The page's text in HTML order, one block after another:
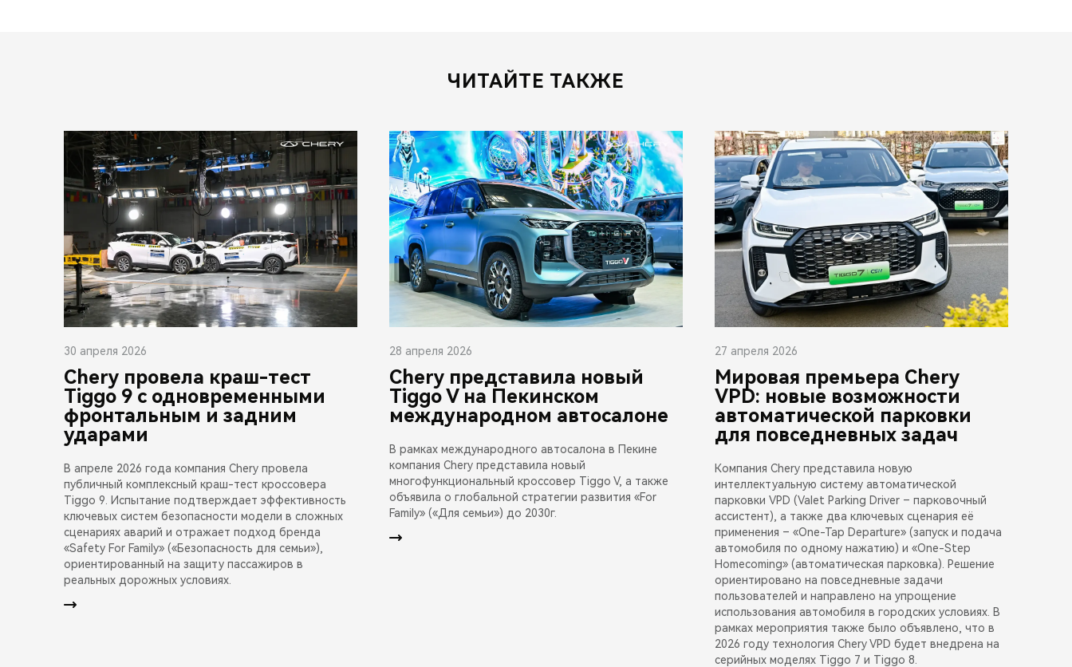
ЧИТАЙТЕ ТАКЖЕ
30 апреля 2026
Chery провела краш-тест
Tiggo 9 с одновременными
фронтальным и задним
ударами
В апреле 2026 года компания Chery провела
публичный комплексный краш-тест кроссовера
Tiggo 9. Испытание подтверждает эффективность
ключевых систем безопасности модели в сложных
сценариях аварий и отражает подход бренда
«Safety For Family» («Безопасность для семьи»),
ориентированный на защиту пассажиров в
реальных дорожных условиях.
28 апреля 2026
Chery представила новый
Tiggo V на Пекинском
международном автосалоне
В рамках международного автосалона в Пекине
компания Chery представила новый
многофункциональный кроссовер Tiggo V, а также
объявила о глобальной стратегии развития «For
Family» («Для семьи») до 2030г.
27 апреля 2026
Мировая премьера Chery
VPD: новые возможности
автоматической парковки
для повседневных задач
Компания Chery представила новую
интеллектуальную систему автоматической
парковки VPD (Valet Parking Driver – парковочный
ассистент), а также два ключевых сценария её
применения – «One-Tap Departure» (запуск и подача
автомобиля по одному нажатию) и «One-Step
Homecoming» (автоматическая парковка). Решение
ориентировано на повседневные задачи
пользователей и направлено на упрощение
использования автомобиля в городских условиях. В
рамках мероприятия также было объявлено, что в
2026 году технология Chery VPD будет внедрена на
серийных моделях Tiggo 7 и Tiggo 8.